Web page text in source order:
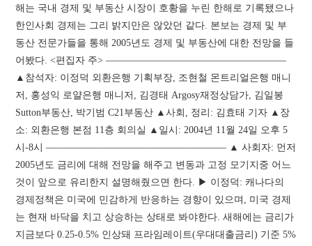
해는 국내 경제 및 부동산 시장이 호황을 누린 한해로 기록됐으나
한인사회 경제는 그리 밝지만은 않았던 같다. 본보는 경제 및 부
동산 전문가들을 통해 2005년도 경제 및 부동산에 대한 전망을 들
어봤다. <편집자 주> ——————————————————–
▲참석자: 이정덕 외환은행 기획부장, 조현철 몬트리얼은행 매니
저, 홍성익 로얄은행 매니저, 김경태 Argosy재정상담가, 김일봉
Sutton부동산, 박기범 C21부동산 ▲사회, 정리: 김효태 기자 ▲장
소: 외환은행 본점 11층 회의실 ▲일시: 2004년 11월 24일 오후 5
시-8시 ——————————————————– ▲ 사회자: 먼저
2005년도 금리에 대해 전망을 해주고 변동과 고정 모기지중 어느
것이 앞으로 유리한지 설명해줬으면 한다. ▶ 이정덕: 캐나다의
경제정책은 미국에 민감하게 반응하는 경향이 있으며, 미국 경제
는 현재 바닥을 치고 상승하는 상태로 봐야한다. 새해에는 금리가
지금보다 0.25-0.5% 인상돼 프라임레이트(우대대출금리) 기준 5%